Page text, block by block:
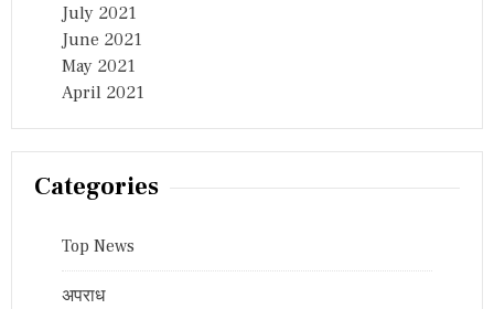
July 2021
June 2021
May 2021
April 2021
Categories
Top News
अपराध